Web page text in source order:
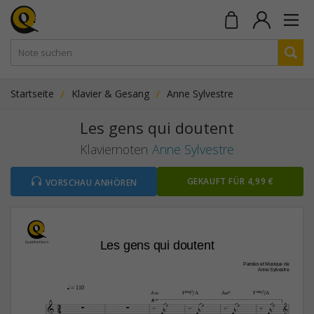
Startseite Klavier & Gesang Anne Sylvestre
Les gens qui doutent
Klaviernoten Anne Sylvestre
VORSCHAU ANHÖREN GEKAUFT FÜR 4,99 €
Les gens qui doutent
Paroles et Musique de
Anne Sylvestre
A‹ FŒ„Š7/A A‹6 FŒ„Š7/A
q = 110
3
4
   
 
       